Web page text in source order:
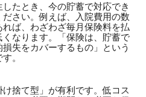
たとき、今の貯蓄で対応でき
さい。例えば、入院費用の数
ば、わざわざ毎月保険料を払
なります。「保険は、貯蓄で
失をカバーするもの」という
。
捨て型」が有利です。低コス